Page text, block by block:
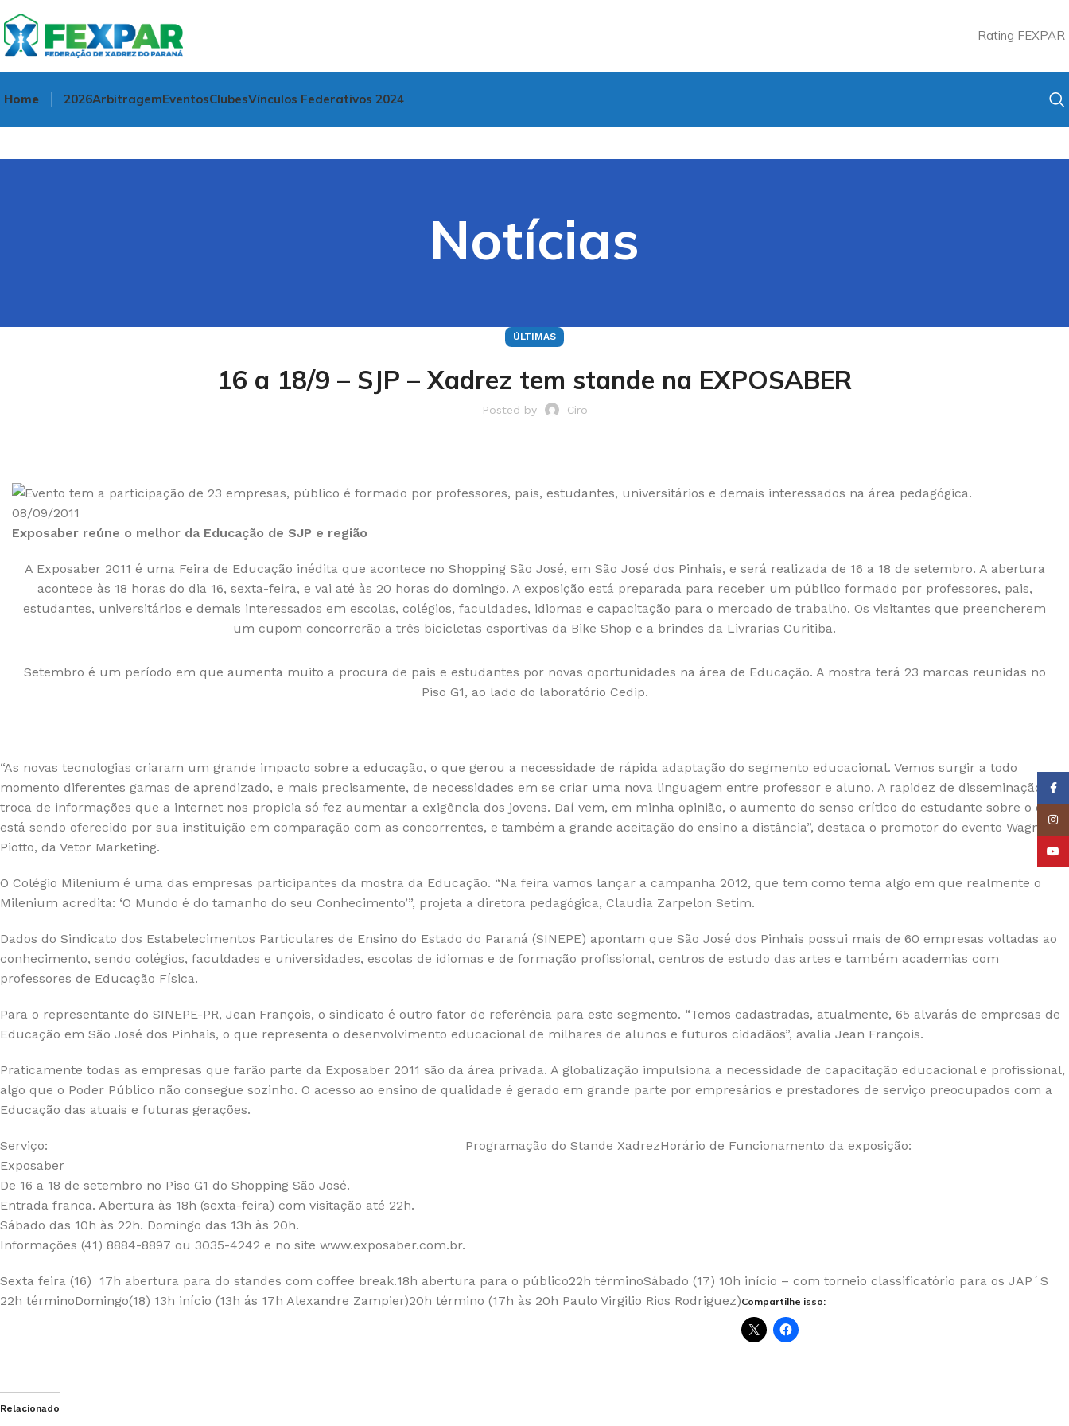
Rating FEXPAR
Home 2026ArbitragemEventosClubesVínculos Federativos 2024
Notícias
ÚLTIMAS
16 a 18/9 – SJP – Xadrez tem stande na EXPOSABER
Posted by Ciro
08/09/2011
Exposaber reúne o melhor da Educação de SJP e região
A Exposaber 2011 é uma Feira de Educação inédita que acontece no Shopping São José, em São José dos Pinhais, e será realizada de 16 a 18 de setembro. A abertura
acontece às 18 horas do dia 16, sexta-feira, e vai até às 20 horas do domingo. A exposição está preparada para receber um público formado por professores, pais,
estudantes, universitários e demais interessados em escolas, colégios, faculdades, idiomas e capacitação para o mercado de trabalho. Os visitantes que preencherem
um cupom concorrerão a três bicicletas esportivas da Bike Shop e a brindes da Livrarias Curitiba.
Setembro é um período em que aumenta muito a procura de pais e estudantes por novas oportunidades na área de Educação. A mostra terá 23 marcas reunidas no
Piso G1, ao lado do laboratório Cedip.
“As novas tecnologias criaram um grande impacto sobre a educação, o que gerou a necessidade de rápida adaptação do segmento educacional. Vemos surgir a todo
momento diferentes gamas de aprendizado, e mais precisamente, de necessidades em se criar uma nova linguagem entre professor e aluno. A rapidez de disseminação e
troca de informações que a internet nos propicia só fez aumentar a exigência dos jovens. Daí vem, em minha opinião, o aumento do senso crítico do estudante sobre o que
está sendo oferecido por sua instituição em comparação com as concorrentes, e também a grande aceitação do ensino a distância”, destaca o promotor do evento Wagner
Piotto, da Vetor Marketing.
O Colégio Milenium é uma das empresas participantes da mostra da Educação. “Na feira vamos lançar a campanha 2012, que tem como tema algo em que realmente o
Milenium acredita: ‘O Mundo é do tamanho do seu Conhecimento’”, projeta a diretora pedagógica, Claudia Zarpelon Setim.
Dados do Sindicato dos Estabelecimentos Particulares de Ensino do Estado do Paraná (SINEPE) apontam que São José dos Pinhais possui mais de 60 empresas voltadas ao
conhecimento, sendo colégios, faculdades e universidades, escolas de idiomas e de formação profissional, centros de estudo das artes e também academias com
professores de Educação Física.
Para o representante do SINEPE-PR, Jean François, o sindicato é outro fator de referência para este segmento. “Temos cadastradas, atualmente, 65 alvarás de empresas de
Educação em São José dos Pinhais, o que representa o desenvolvimento educacional de milhares de alunos e futuros cidadãos”, avalia Jean François.
Praticamente todas as empresas que farão parte da Exposaber 2011 são da área privada. A globalização impulsiona a necessidade de capacitação educacional e profissional,
algo que o Poder Público não consegue sozinho. O acesso ao ensino de qualidade é gerado em grande parte por empresários e prestadores de serviço preocupados com a
Educação das atuais e futuras gerações.
Serviço:
Exposaber
De 16 a 18 de setembro no Piso G1 do Shopping São José.
Entrada franca. Abertura às 18h (sexta-feira) com visitação até 22h.
Sábado das 10h às 22h. Domingo das 13h às 20h.
Informações (41) 8884-8897 ou 3035-4242 e no site www.exposaber.com.br.
Programação do Stande XadrezHorário de Funcionamento da exposição:
Sexta feira (16) 17h abertura para do standes com coffee break.18h abertura para o público22h términoSábado (17) 10h início – com torneio classificatório para os JAP´S
22h términoDomingo(18) 13h início (13h ás 17h Alexandre Zampier)20h término (17h às 20h Paulo Virgilio Rios Rodriguez)Compartilhe isso:
Relacionado